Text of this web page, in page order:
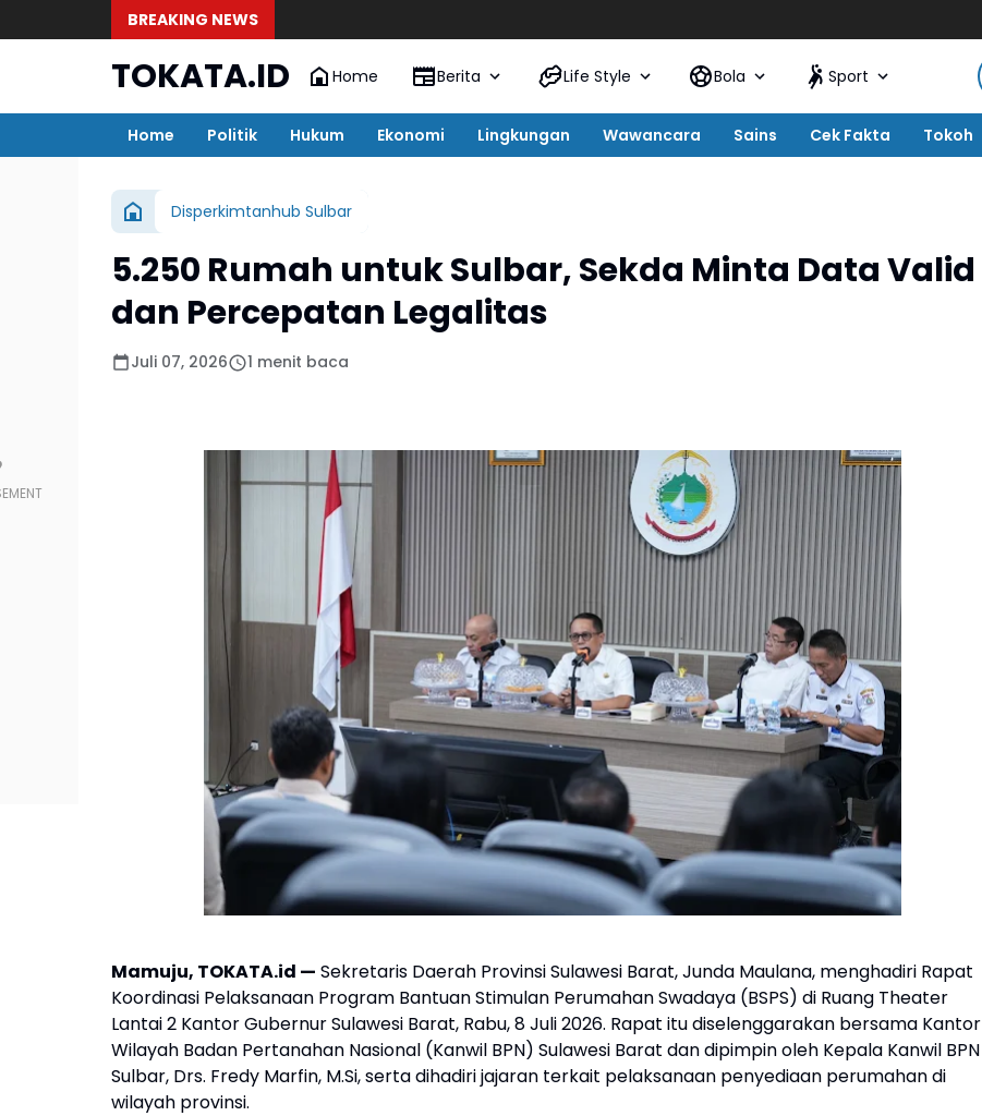
BREAKING NEWS
TOKATA.ID Home Berita Life Style Bola Sport
Home Politik Hukum Ekonomi Lingkungan Wawancara Sains Cek Fakta Tokoh
Disperkimtanhub Sulbar
5.250 Rumah untuk Sulbar, Sekda Minta Data Valid
dan Percepatan Legalitas
Juli 07, 2026 1 menit baca
Mamuju, TOKATA.id — Sekretaris Daerah Provinsi Sulawesi Barat, Junda Maulana, menghadiri Rapat
Koordinasi Pelaksanaan Program Bantuan Stimulan Perumahan Swadaya (BSPS) di Ruang Theater
Lantai 2 Kantor Gubernur Sulawesi Barat, Rabu, 8 Juli 2026. Rapat itu diselenggarakan bersama Kantor
Wilayah Badan Pertanahan Nasional (Kanwil BPN) Sulawesi Barat dan dipimpin oleh Kepala Kanwil BPN
Sulbar, Drs. Fredy Marfin, M.Si, serta dihadiri jajaran terkait pelaksanaan penyediaan perumahan di
wilayah provinsi.